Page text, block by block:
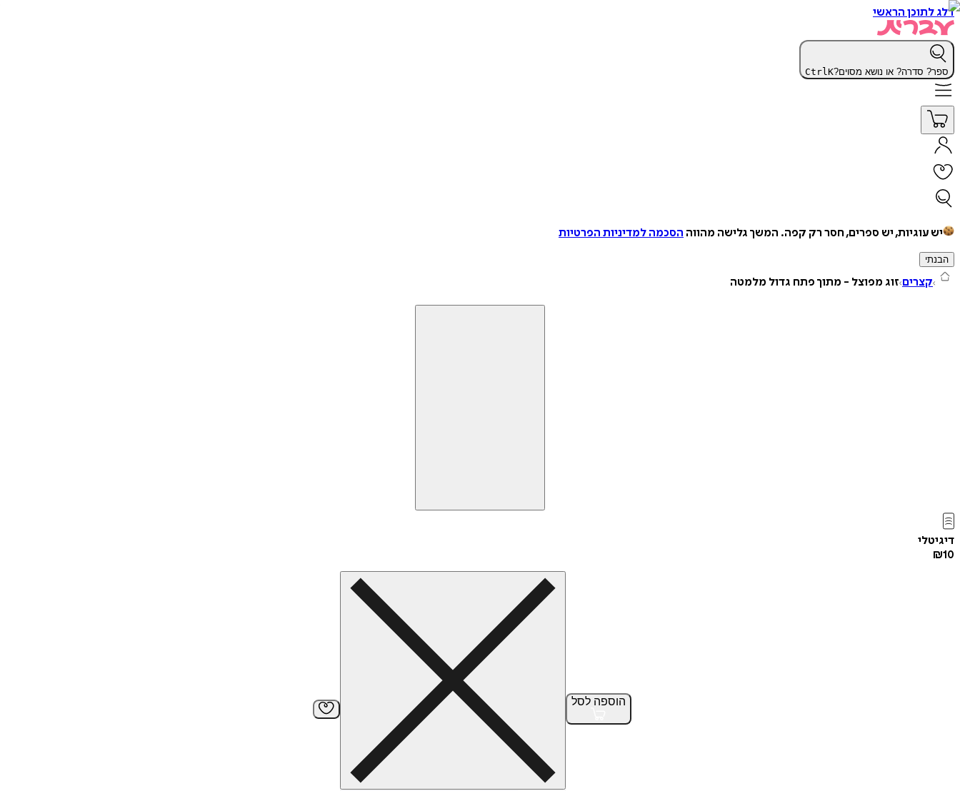
דלג לתוכן הראשי
ספר? סדרה? או נושא מסוים? CtrlK
יש עוגיות, יש ספרים, חסר רק קפה. המשך גלישה מהווה הסכמה למדיניות הפרטיות
הבנתי
קצרים זוג מפוצל - מתוך פתח גדול מלמטה
דיגיטלי
₪10
הוספה לסל